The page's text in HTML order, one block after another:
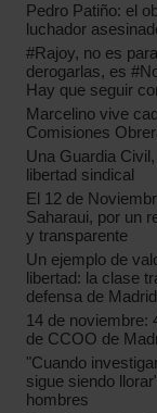
Pedro Patiño: el
luchador
#Rajoy, no es
derogarlas, es
Hay que seguir
Marcelino vive
Comisiones
Una Guardia
libertad sindical
El 12 de
Saharaui, por un
y transparente
Un ejemplo de
libertad: la clase
defensa de Madrid
14 de noviembre:
de CCOO de
"Cuando
sigue siendo
hombres